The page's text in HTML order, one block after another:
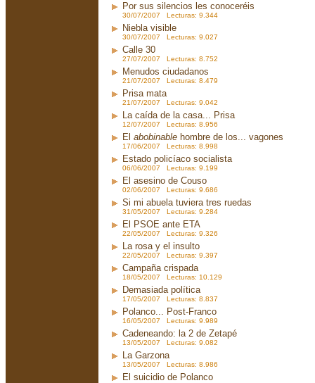
Por sus silencios les conoceréis
30/07/2007 Lecturas: 9.344
Niebla visible
30/07/2007 Lecturas: 9.027
Calle 30
27/07/2007 Lecturas: 8.752
Menudos ciudadanos
21/07/2007 Lecturas: 8.479
Prisa mata
21/07/2007 Lecturas: 9.042
La caída de la casa... Prisa
12/07/2007 Lecturas: 8.956
El abobinable hombre de los... vagones
17/06/2007 Lecturas: 8.998
Estado policíaco socialista
06/06/2007 Lecturas: 9.199
El asesino de Couso
02/06/2007 Lecturas: 9.686
Si mi abuela tuviera tres ruedas
31/05/2007 Lecturas: 9.284
El PSOE ante ETA
22/05/2007 Lecturas: 9.326
La rosa y el insulto
22/05/2007 Lecturas: 9.397
Campaña crispada
18/05/2007 Lecturas: 10.129
Demasiada política
17/05/2007 Lecturas: 8.837
Polanco... Post-Franco
16/05/2007 Lecturas: 9.989
Cadeneando: la 2 de Zetapé
13/05/2007 Lecturas: 9.082
La Garzona
13/05/2007 Lecturas: 8.986
El suicidio de Polanco